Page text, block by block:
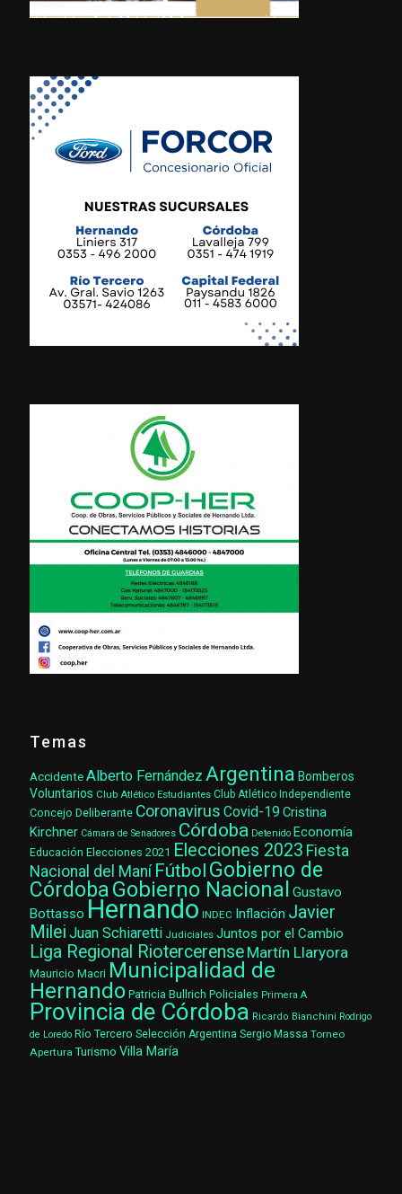
Temas
AccidenteAlberto Fernández Argentina Bomberos
Voluntarios Club Atlético Estudiantes Club Atlético Independiente
Concejo Deliberante Coronavirus Covid-19 Cristina
Kirchner Cámara de Senadores Córdoba Detenido Economía
Educación Elecciones 2021 Elecciones 2023 Fiesta
Nacional del Maní Fútbol Gobierno de
CórdobaGobierno Nacional Gustavo
Bottasso Hernando INDEC Inflación Javier
Milei Juan Schiaretti Judiciales Juntos por el Cambio
Liga Regional Riotercerense Martín Llaryora
Mauricio Macri Municipalidad de
Hernando Patricia Bullrich Policiales Primera A
Provincia de Córdoba Ricardo Bianchini Rodrigo
de Loredo Río Tercero Selección Argentina Sergio Massa Torneo
Apertura Turismo Villa María